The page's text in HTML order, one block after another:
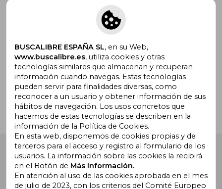
Suscríbete para recibir ofertas y
promociones
¿Necesitas ayuda?
Ir a Centro de Soporte
Buscalibre España . Calle Energía, 65, Nave 3 (08940),
Cornellà de Llobregat, Barcelona. Derechos Reservados.
BUSCALIBRE ESPAÑA SL, en su Web,
www.buscalibre.es, utiliza cookies y otras
tecnologías similares que almacenan y recuperan
información cuando navegas. Estas tecnologías
pueden servir para finalidades diversas, como
reconocer a un usuario y obtener información de sus
hábitos de navegación. Los usos concretos que
hacemos de estas tecnologías se describen en la
información de la Política de Cookies.
En esta web, disponemos de cookies propias y de
terceros para el acceso y registro al formulario de los
usuarios. La información sobre las cookies la recibirá
en el Botón de Más Información.
En atención al uso de las cookies aprobada en el mes
de julio de 2023, con los criterios del Comité Europeo